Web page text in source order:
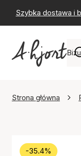
Szybka dostawa i
Strona główna
-35.4%